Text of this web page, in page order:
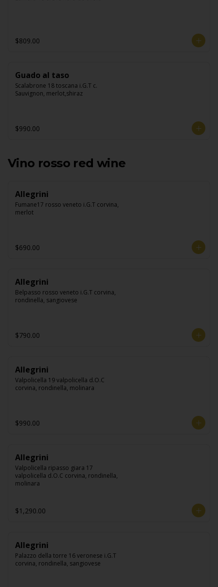
$809.00
Guado al taso
Scalabrone 18 toscana i.G.T c.
Sauvignon, merlot,shiraz
$990.00
Vino rosso red wine
Allegrini
Fumane17 rosso veneto i.G.T corvina,
merlot
$690.00
Allegrini
Belpasso rosso veneto i.G.T corvina,
rondinella, sangiovese
$790.00
Allegrini
Valpolicella 19 valpolicella d.O.C
corvina, rondinella, molinara
$990.00
Allegrini
Valpolicella ripasso giara 17
valpolicella d.O.C corvina, rondinella,
molinara
$1,290.00
Allegrini
Palazzo della torre 16 veronese i.G.T
corvina, rondinella, sangiovese